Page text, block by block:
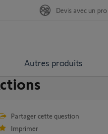
Autres produits
Devis avec un pro
Partager cette question
Imprimer